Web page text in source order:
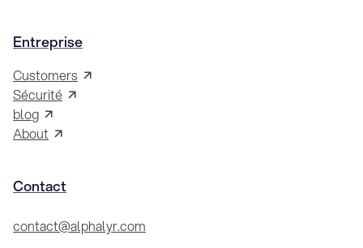
Entreprise
Customers
Sécurité
blog
About
Contact
contact@alphalyr.com